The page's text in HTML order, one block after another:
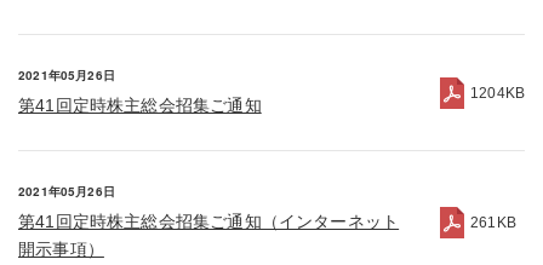
2021年05月26日
第41回定時株主総会招集ご通知
1204KB
2021年05月26日
第41回定時株主総会招集ご通知（インターネット
開示事項）
261KB